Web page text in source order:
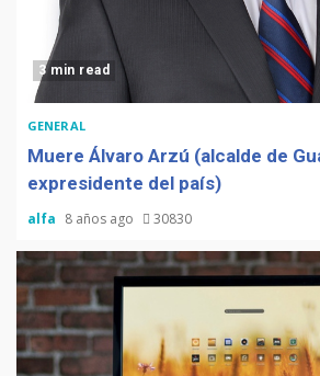
3 min read
GENERAL
Muere Álvaro Arzú (alcalde de
expresidente del país)
alfa 8 años ago 30830